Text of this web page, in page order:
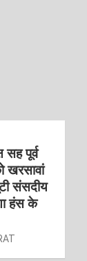
सह पूर्व
खरसावां
संसदीय
हंस के